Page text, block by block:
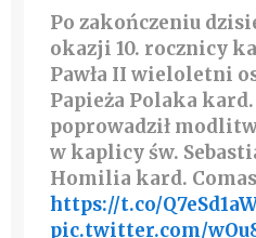
Po zakończeniu
okazji 10. rocznicy
Pawła II wieloletni
Papieża Polaka
poprowadził
w kaplicy św.
Homilia kard.
https://t.co/
pic.twitter.com/